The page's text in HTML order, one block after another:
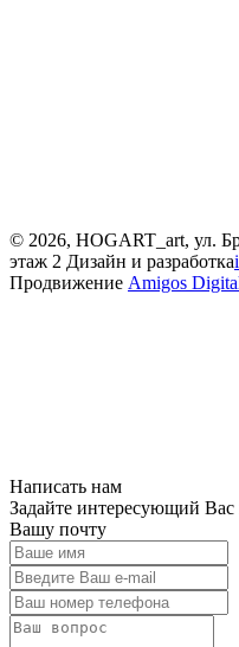
© 2026, HOGART_art, ул.
этаж 2 Дизайн и разработка
Продвижение Amigos
Написать нам
Задайте интересующий
Вашу почту